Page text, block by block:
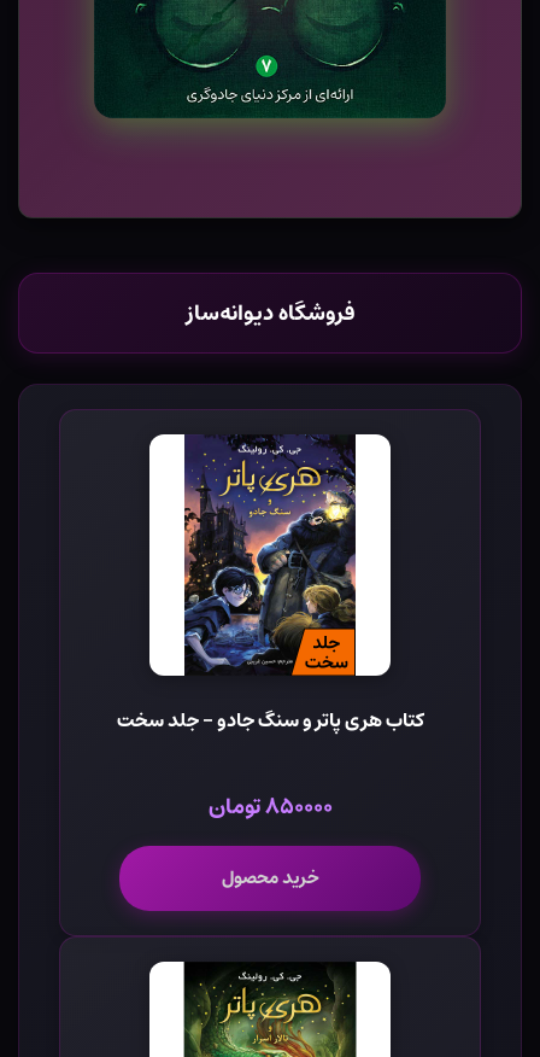
فروشگاه دیوانه‌ساز
کتاب هری پاتر و سنگ جادو - جلد سخت
۸۵۰۰۰۰ تومان
خرید محصول